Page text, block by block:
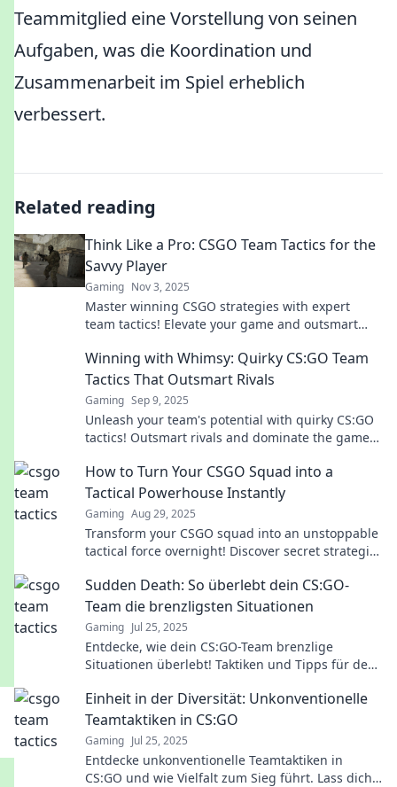
Teammitglied eine Vorstellung von seinen
Aufgaben, was die Koordination und
Zusammenarbeit im Spiel erheblich
verbessert.
Related reading
Think Like a Pro: CSGO Team Tactics for the
Savvy Player
Gaming Nov 3, 2025
Master winning CSGO strategies with expert
team tactics! Elevate your game and outsmart
Winning with Whimsy: Quirky CS:GO Team
Tactics That Outsmart Rivals
Gaming Sep 9, 2025
Unleash your team's potential with quirky CS:GO
tactics! Outsmart rivals and dominate the game
How to Turn Your CSGO Squad into a
Tactical Powerhouse Instantly
Gaming Aug 29, 2025
Transform your CSGO squad into an unstoppable
tactical force overnight! Discover secret strategies
Sudden Death: So überlebt dein CS:GO-
Team die brenzligsten Situationen
Gaming Jul 25, 2025
Entdecke, wie dein CS:GO-Team brenzlige
Situationen überlebt! Taktiken und Tipps für den
Einheit in der Diversität: Unkonventionelle
Teamtaktiken in CS:GO
Gaming Jul 25, 2025
Entdecke unkonventionelle Teamtaktiken in
CS:GO und wie Vielfalt zum Sieg führt. Lass dich